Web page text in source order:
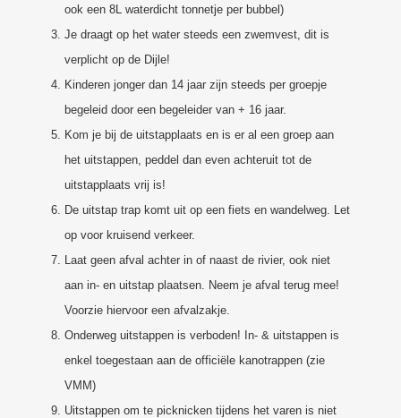
ook een 8L waterdicht tonnetje per bubbel)
Je draagt op het water steeds een zwemvest, dit is
verplicht op de Dijle!
Kinderen jonger dan 14 jaar zijn steeds per groepje
begeleid door een begeleider van + 16 jaar.
Kom je bij de uitstapplaats en is er al een groep aan
het uitstappen, peddel dan even achteruit tot de
uitstapplaats vrij is!
De uitstap trap komt uit op een fiets en wandelweg. Let
op voor kruisend verkeer.
Laat geen afval achter in of naast de rivier, ook niet
aan in- en uitstap plaatsen. Neem je afval terug mee!
Voorzie hiervoor een afvalzakje.
Onderweg uitstappen is verboden! In- & uitstappen is
enkel toegestaan aan de officiële kanotrappen (zie
VMM)
Uitstappen om te picknicken tijdens het varen is niet